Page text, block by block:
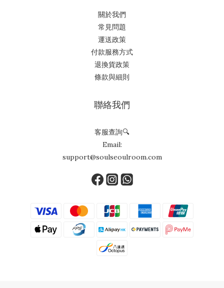
關於我們
常見問題
運送政策
付款服務方式
退換貨政策
條款與細則
聯絡我們
客服查詢🔍
Email:
support@soulseoulroom.com